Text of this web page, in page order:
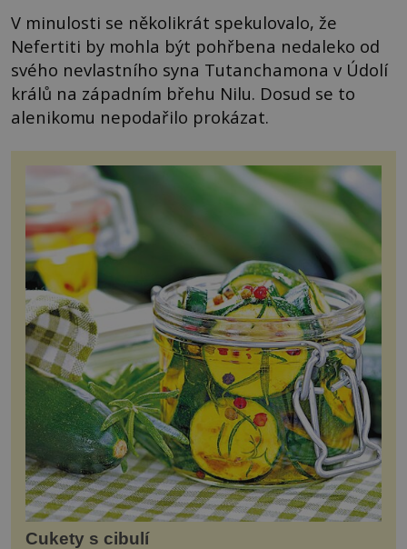
V minulosti se několikrát spekulovalo, že
Nefertiti by mohla být pohřbena nedaleko od
svého nevlastního syna Tutanchamona v Údolí
králů na západním břehu Nilu. Dosud se to
alenikomu nepodařilo prokázat.
Cukety s cibulí